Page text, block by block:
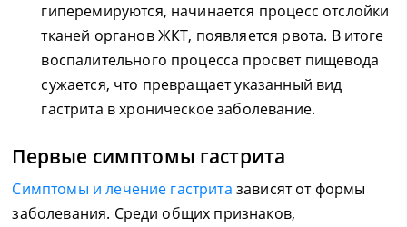
гиперемируются, начинается процесс отслойки
тканей органов ЖКТ, появляется рвота. В итоге
воспалительного процесса просвет пищевода
сужается, что превращает указанный вид
гастрита в хроническое заболевание.
Первые симптомы гастрита
Симптомы и лечение гастрита зависят от формы
заболевания. Среди общих признаков,